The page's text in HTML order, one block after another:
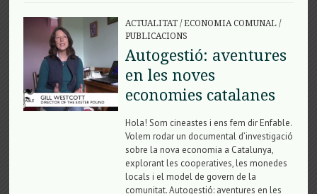
ACTUALITAT/ECONOMIA COMUNAL/
PUBLICACIONS
Autogestió: aventures
en les noves
economies catalanes
Hola! Som cineastes i ens fem dir Enfable.
Volem rodar un documental d’investigació
sobre la nova economia a Catalunya,
explorant les cooperatives, les monedes
locals i el model de govern de la
comunitat. Autogestió: aventures en les